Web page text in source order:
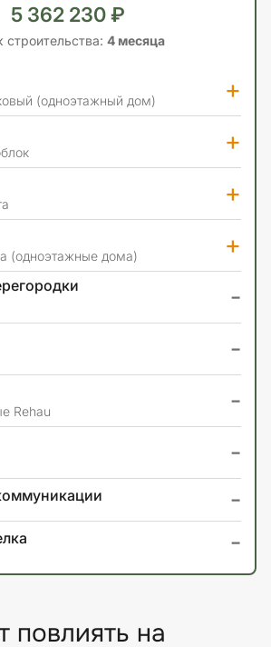
5 362 230 ₽
строительства: 4 месяца
(одноэтажный дом) +
+
+
(одноэтажные дома) +
-
-
Rehau -
-
-
-
повлиять на